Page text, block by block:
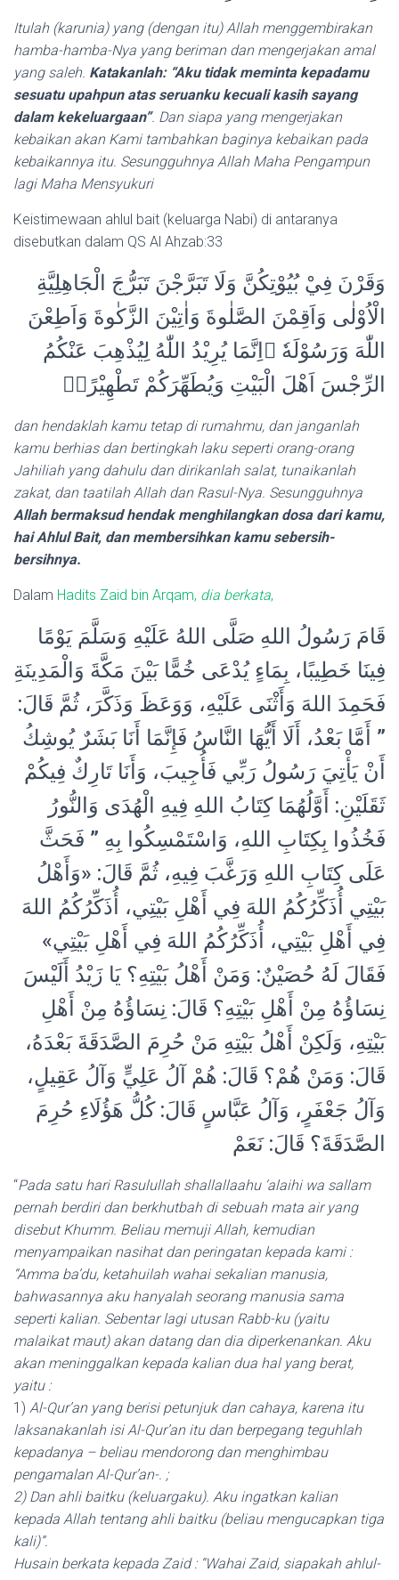
Itulah (karunia) yang (dengan itu) Allah menggembirakan
hamba-hamba-Nya yang beriman dan mengerjakan amal
yang saleh. Katakanlah: “Aku tidak meminta kepadamu
sesuatu upahpun atas seruanku kecuali kasih sayang
dalam kekeluargaan”. Dan siapa yang mengerjakan
kebaikan akan Kami tambahkan baginya kebaikan pada
kebaikannya itu. Sesungguhnya Allah Maha Pengampun
lagi Maha Mensyukuri
Keistimewaan ahlul bait (keluarga Nabi) di antaranya
disebutkan dalam QS Al Ahzab:33
وَقَرْنَ فِيْ بُيُوْتِكُنَّ وَلَا تَبَرَّجْنَ تَبَرُّجَ الْجَاهِلِيَّةِ
الْاُوْلٰى وَاَقِمْنَ الصَّلٰوةَ وَاٰتِيْنَ الزَّكٰوةَ وَاَطِعْنَ
اللّٰهَ وَرَسُوْلَهٗ ۗاِنَّمَا يُرِيْدُ اللّٰهُ لِيُذْهِبَ عَنْكُمُ
الرِّجْسَ اَهْلَ الْبَيْتِ وَيُطَهِّرَكُمْ تَطْهِيْرًاۚ
dan hendaklah kamu tetap di rumahmu, dan janganlah
kamu berhias dan bertingkah laku seperti orang-orang
Jahiliah yang dahulu dan dirikanlah salat, tunaikanlah
zakat, dan taatilah Allah dan Rasul-Nya. Sesungguhnya
Allah bermaksud hendak meng­hilangkan dosa dari kamu,
hai Ahlul Bait, dan membersihkan kamu sebersih-
bersihnya.
Dalam Hadits Zaid bin Arqam, dia berkata,
قَامَ رَسُولُ اللهِ صَلَّى اللهُ عَلَيْهِ وَسَلَّمَ يَوْمًا
فِينَا خَطِيبًا، بِمَاءٍ يُدْعَى خُمًّا بَيْنَ مَكَّةَ وَالْمَدِينَةِ
فَحَمِدَ اللهَ وَأَثْنَى عَلَيْهِ، وَوَعَظَ وَذَكَّرَ، ثُمَّ قَالَ:
” أَمَّا بَعْدُ، أَلَا أَيُّهَا النَّاسُ فَإِنَّمَا أَنَا بَشَرٌ يُوشِكُ
أَنْ يَأْتِيَ رَسُولُ رَبِّي فَأُجِيبَ، وَأَنَا تَارِكٌ فِيكُمْ
ثَقَلَيْنِ: أَوَّلُهُمَا كِتَابُ اللهِ فِيهِ الْهُدَى وَالنُّورُ
فَخُذُوا بِكِتَابِ اللهِ، وَاسْتَمْسِكُوا بِهِ ” فَحَثَّ
عَلَى كِتَابِ اللهِ وَرَغَّبَ فِيهِ، ثُمَّ قَالَ: «وَأَهْلُ
بَيْتِي أُذَكِّرُكُمُ اللهَ فِي أَهْلِ بَيْتِي، أُذَكِّرُكُمُ اللهَ
فِي أَهْلِ بَيْتِي، أُذَكِّرُكُمُ اللهَ فِي أَهْلِ بَيْتِي»
فَقَالَ لَهُ حُصَيْنٌ: وَمَنْ أَهْلُ بَيْتِهِ؟ يَا زَيْدُ أَلَيْسَ
نِسَاؤُهُ مِنْ أَهْلِ بَيْتِهِ؟ قَالَ: نِسَاؤُهُ مِنْ أَهْلِ
بَيْتِهِ، وَلَكِنْ أَهْلُ بَيْتِهِ مَنْ حُرِمَ الصَّدَقَةَ بَعْدَهُ،
قَالَ: وَمَنْ هُمْ؟ قَالَ: هُمْ آلُ عَلِيٍّ وَآلُ عَقِيلٍ،
وَآلُ جَعْفَرٍ، وَآلُ عَبَّاسٍ قَالَ: كُلُّ هَؤُلَاءِ حُرِمَ
الصَّدَقَةَ؟ قَالَ: نَعَمْ
“Pada satu hari Rasulullah shallallaahu ‘alaihi wa sallam
pernah berdiri dan berkhutbah di sebuah mata air yang
disebut Khumm. Beliau memuji Allah, kemudian
menyampaikan nasihat dan peringatan kepada kami :
“Amma ba’du, ketahuilah wahai sekalian manusia,
bahwasannya aku hanyalah seorang manusia sama
seperti kalian. Sebentar lagi utusan Rabb-ku (yaitu
malaikat maut) akan datang dan dia diperkenankan. Aku
akan meninggalkan kepada kalian dua hal yang berat,
yaitu :
1) Al-Qur’an yang berisi petunjuk dan cahaya, karena itu
laksanakanlah isi Al-Qur’an itu dan berpegang teguhlah
kepadanya – beliau mendorong dan menghimbau
pengamalan Al-Qur’an-. ;
2) Dan ahli baitku (keluargaku). Aku ingatkan kalian
kepada Allah tentang ahli baitku (beliau mengucapkan tiga
kali)”.
Husain berkata kepada Zaid : “Wahai Zaid, siapakah ahlul-